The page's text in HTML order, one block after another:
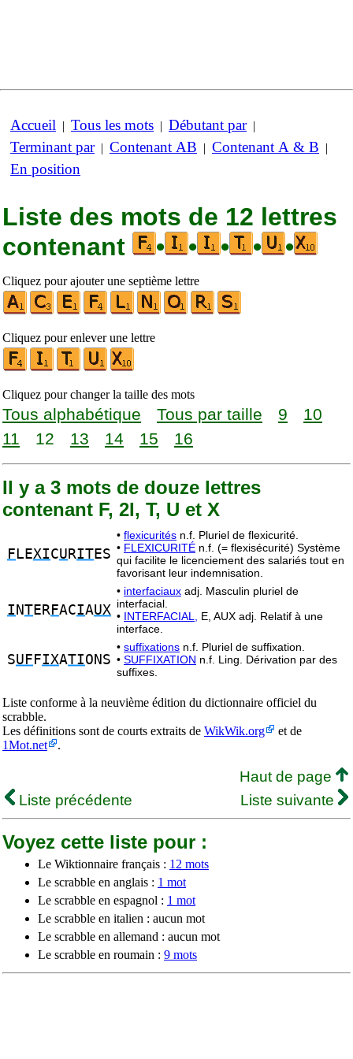
Accueil | Tous les mots | Débutant par|
Terminant par| Contenant AB | Contenant A & B |
En position
Liste des mots de 12 lettres
contenant
• • • • •
Cliquez pour ajouter une septième lettre
Cliquez pour enlever une lettre
Cliquez pour changer la taille des mots
Tous alphabétique Tous par taille 9
10
11
12 13 14 15 16
Il y a 3 mots de douze lettres
contenant F, 2I, T, U et X
F LEXICU RITES
• flexicurités n.f. Pluriel de flexicurité.
• FLEXICURITÉ n.f. (= flexisécurité) Système
qui facilite le licenciement des salariés tout en
favorisant leur indemnisation.
I NTERFACIAUX
• interfaciaux adj. Masculin pluriel de
interfacial.
• INTERFACIAL,
E, AUX adj. Relatif à une
interface.
SUF FIXATIONS
• suffixations n.f. Pluriel de suffixation.
• SUFFIXATION n.f. Ling. Dérivation par des
suffixes.
Liste conforme à la neuvième édition du dictionnaire officiel du
scrabble.
Les définitions sont de courts extraits de WikWik.org
et de
1Mot.net
.
Haut de page
Liste précédente
Liste suivante
Voyez cette liste pour :
Le Wiktionnaire français : 12 mots
Le scrabble en anglais : 1 mot
Le scrabble en espagnol : 1 mot
Le scrabble en italien : aucun mot
Le scrabble en allemand : aucun mot
Le scrabble en roumain : 9 mots